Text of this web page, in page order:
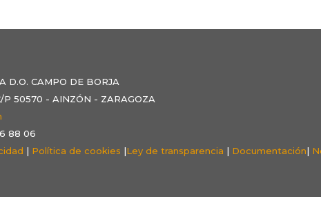
D.O. CAMPO DE BORJA
50570 - AINZÓN - ZARAGOZA
88 06
| Política de cookies |Ley de transparencia | Documentación|